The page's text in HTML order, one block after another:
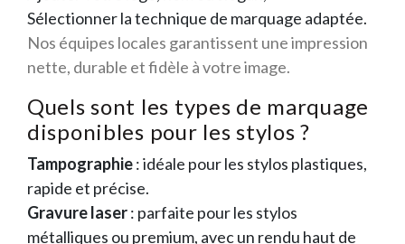
Sélectionner la technique de marquage adaptée.
Nos équipes locales garantissent une impression
nette, durable et fidèle à votre image.
Quels sont les types de marquage
disponibles pour les stylos ?
Tampographie: idéale pour les stylos plastiques,
rapide et précise.
Gravure laser: parfaite pour les stylos
métalliques ou premium, avec un rendu haut de